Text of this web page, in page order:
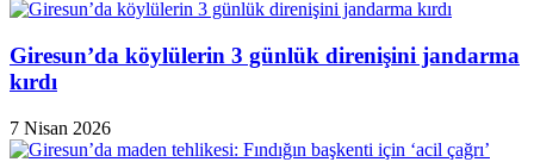
Giresun’da köylülerin 3 günlük direnişini jandarma
kırdı
7 Nisan 2026